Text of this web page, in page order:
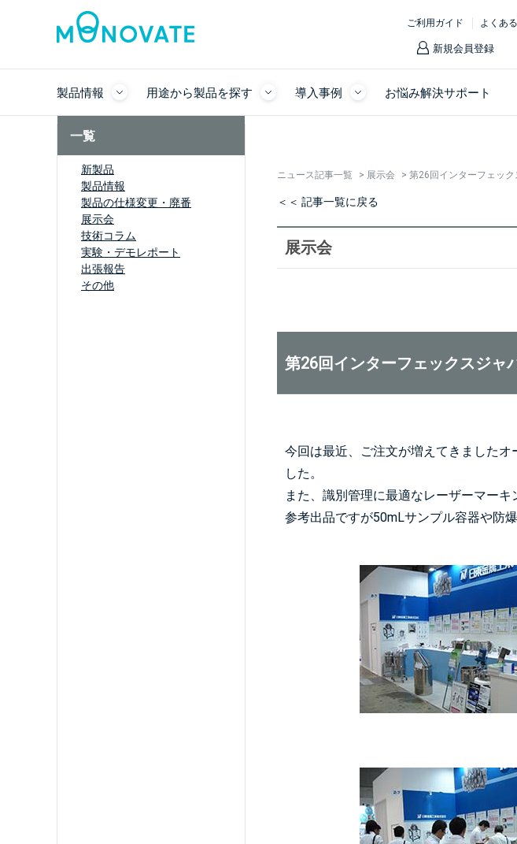
ご利用ガイド よくあ
新規会員登録
製品情報 用途から製品を探す 導入事例 お悩み解決サポート
一覧
新製品
製品情報
製品の仕様変更・廃番
展示会
技術コラム
実験・デモレポート
出張報告
その他
ニュース記事一覧 > 展示会 > 第26回インターフェック
＜＜ 記事一覧に戻る
展示会
第26回インターフェックスジャ
今回は最近、ご注文が増えてきました
した。
また、識別管理に最適なレーザーマー
参考出品ですが50mLサンプル容器や防